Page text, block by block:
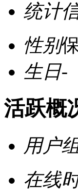
统计
性别
生日-
活跃概
用户
在线